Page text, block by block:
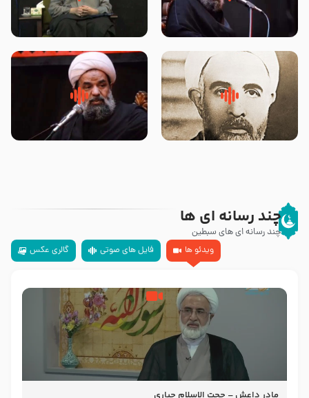
روضه جانسوز پاره های جگر امام
حسن مجتبی علیه السلام-حجت
لقب حضرت رقیه سلام الله علیها به
چه معناست – حجت الاسلام علوی
روضه‌ی مجلس یزید ملعون و
اسارت اهل‌بیت علیهم‌السلام –
سلام جوانی که امام حسین علیه
السلام خودش جوابش را دادند
چند رسانه ای ها
چند رسانه ای های سبطین
ویدئو ها
فایل های صوتی گالری عکس
مادر داعش – حجت الاسلام جباری